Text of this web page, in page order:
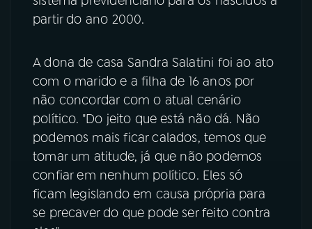
partir do ano 2000.
A dona de casa Sandra Salatini foi ao ato
com o marido e a filha de 16 anos por
não concordar com o atual cenário
político. "Do jeito que está não dá. Não
podemos mais ficar calados, temos que
tomar um atitude, já que não podemos
confiar em nenhum político. Eles só
ficam legislando em causa própria para
se precaver do que pode ser feito contra